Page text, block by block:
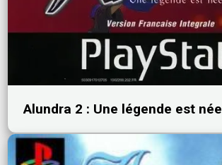
Alundra 2 : Une légende est née